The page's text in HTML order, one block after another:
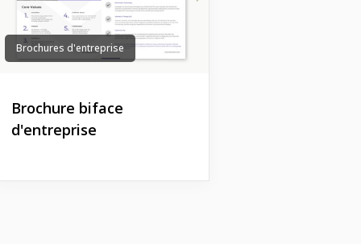
Brochures d'entreprise
Brochure biface
d'entreprise